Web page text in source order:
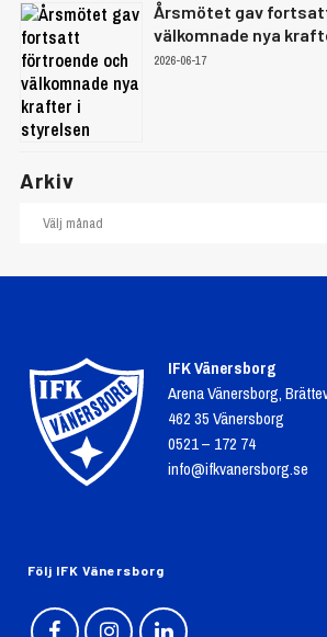
Årsmötet gav
välkomnade nya
2026-06-17
Arkiv
IFK Vänersborg
Arena Vänersborg,
462 35 Vänersborg
0521 – 172 74
info@ifkvanersborg.se
Följ IFK Vänersborg